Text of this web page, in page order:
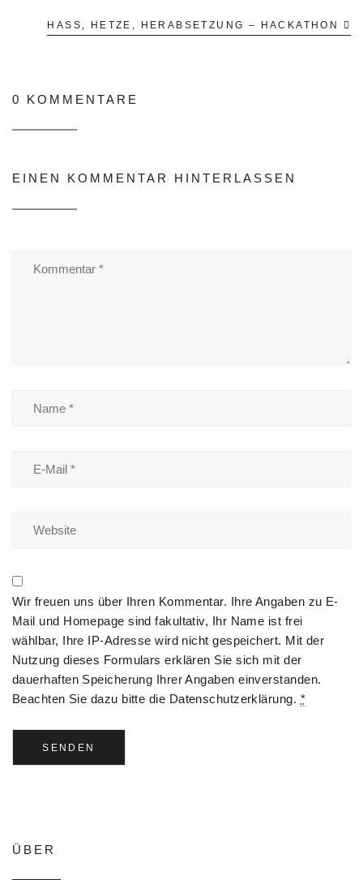
HASS, HETZE, HERABSETZUNG – HACKATHON
0 KOMMENTARE
EINEN KOMMENTAR HINTERLASSEN
Wir freuen uns über Ihren Kommentar. Ihre Angaben zu E-
Mail und Homepage sind fakultativ, Ihr Name ist frei
wählbar, Ihre IP-Adresse wird nicht gespeichert. Mit der
Nutzung dieses Formulars erklären Sie sich mit der
dauerhaften Speicherung Ihrer Angaben einverstanden.
Beachten Sie dazu bitte die Datenschutzerklärung. *
ÜBER